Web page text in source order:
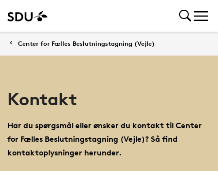
Center for Fælles Beslutningstagning (Vejle)
Kontakt
Har du spørgsmål eller ønsker du kontakt til Center
for Fælles Beslutningstagning (Vejle)? Så find
kontaktoplysninger herunder.